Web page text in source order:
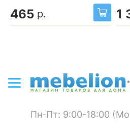
465 р. 1
Пн-Пт: 9:00-18:00